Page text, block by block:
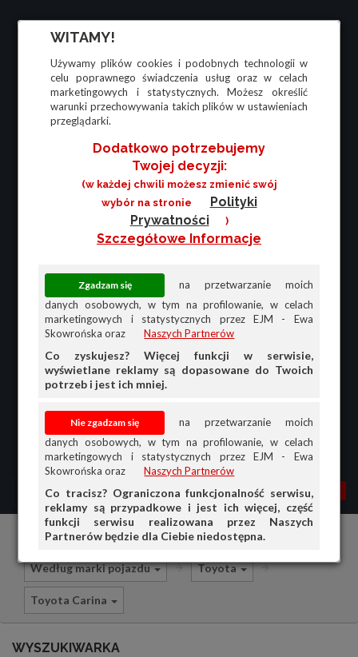
WITAMY!
Używamy plików cookies i podobnych technologii w
celu poprawnego świadczenia usług oraz w celach
marketingowych i statystycznych. Możesz określić
warunki przechowywania takich plików w ustawieniach
przeglądarki.
Dodatkowo potrzebujemy
Twojej decyzji:
(w każdej chwili możesz zmienić swój
wybór na stronie
Polityki
Prywatności
)
Szczegółowe Informacje
na przetwarzanie moich
danych osobowych, w tym na profilowanie, w celach
marketingowych i statystycznych przez EJM - Ewa
Skowrońska oraz
Naszych Partnerów
Co zyskujesz? Więcej funkcji w serwisie,
wyświetlane reklamy są dopasowane do Twoich
potrzeb i jest ich mniej.
na przetwarzanie moich
danych osobowych, w tym na profilowanie, w celach
marketingowych i statystycznych przez EJM - Ewa
Skowrońska oraz
Naszych Partnerów
Co tracisz? Ograniczona funkcjonalność serwisu,
reklamy są przypadkowe i jest ich więcej, część
funkcji serwisu realizowana przez Naszych
Partnerów będzie dla Ciebie niedostępna.
MENU MOJA AG
PRZEGLĄD
OFERTA DLA FIRM
Części i akcesoria samochodowe
Według marki pojazdu Toyota
Toyota Carina
WYSZUKIWARKA